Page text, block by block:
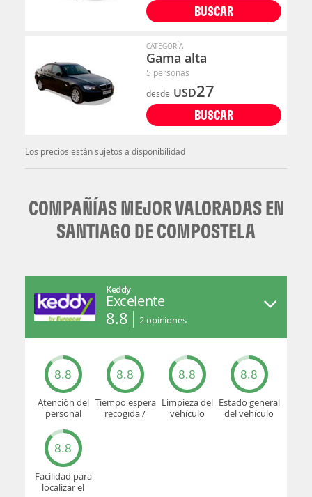
BUSCAR
CATEGORÍA
Gama alta
5 personas
desde USD27
BUSCAR
Los precios están sujetos a disponibilidad
COMPAÑÍAS MEJOR VALORADAS EN
SANTIAGO DE COMPOSTELA
Keddy
Excelente
8.8 2opiniones
8.8
Atención del
personal
8.8
Tiempo espera
recogida /
8.8
Limpieza del
vehículo
8.8
Estado general
del vehículo
8.8
Facilidad para
localizar el